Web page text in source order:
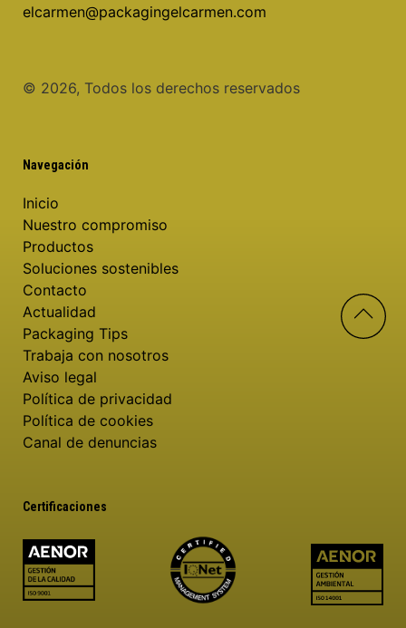
elcarmen@packagingelcarmen.com
©️ 2026, Todos los derechos reservados
Navegación
Inicio
Nuestro compromiso
Productos
Soluciones sostenibles
Contacto
Actualidad
Packaging Tips
Trabaja con nosotros
Aviso legal
Política de privacidad
Política de cookies
Canal de denuncias
Certificaciones